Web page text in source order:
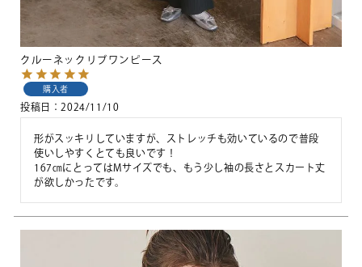
クルーネックリブワンピース
購入者
投稿日 2024/11/10
形がスッキリしていますが、ストレッチも効いているので普段
使いしやすくとても良いです！
167㎝にとってはMサイズでも、もう少し袖の長さとスカート丈
が欲しかったです。